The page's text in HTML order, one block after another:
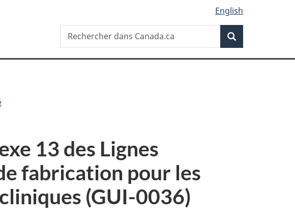
English
Recherche
Rechercher
dans
13 des Lignes
fabrication pour les
(GUI-0036)